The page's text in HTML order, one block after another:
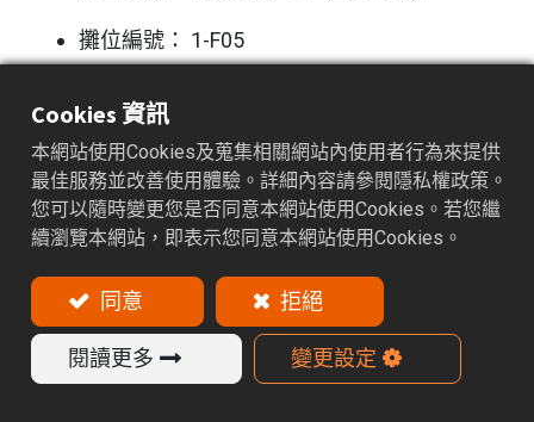
攤位編號： 1-F05
閱讀下一篇
TIMTOS 2019 – 台北國際工具機展
Cookies 資訊
本網站使用Cookies及蒐集相關網站內使用者行為來提供
最佳服務並改善使用體驗。詳細內容請參閱隱私權政策。
您可以隨時變更您是否同意本網站使用Cookies。若您繼
續瀏覽本網站，即表示您同意本網站使用Cookies。
同意 拒絕
閱讀更多 變更設定